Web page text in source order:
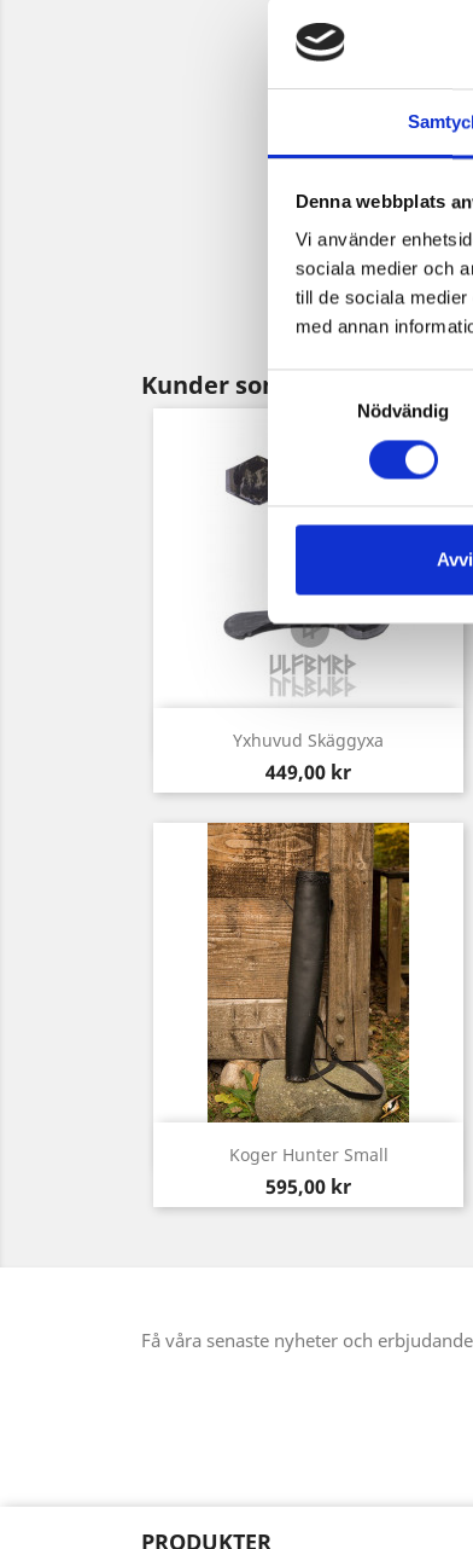
Denna webbplats
Vi använder
sociala medier och
till de sociala
med annan
Samtyckesval
Nödvändig
Kunder som köpt denna
Yxhuvud Skäggyxa
Pris
449,00 kr
Snabbvy
Koger Hunter Small
Pris
595,00 kr
 Snabbvy
Få våra senaste nyheter och
PRODUKTER